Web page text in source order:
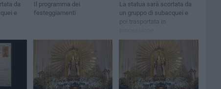
da
e
Il programma dei
festeggiamenti
La statua sarà scortata da
un gruppo di subacquei e
poi trasportata in